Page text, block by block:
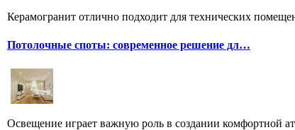
Керамогранит отлично подходит для технических
Потолочные споты: современное решение дл…
Освещение играет важную роль в создании комфортной